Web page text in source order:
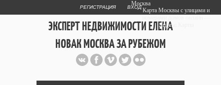
РЕГИСТРАЦИЯ ВХОД
ЭКСПЕРТ НЕДВИЖИМОСТИ ЕЛЕНА
НОВАК МОСКВА ЗА РУБЕЖОМ
Публичный сайт эксперта автора
web дизайнера+7 903 708 1884
Москва
Карта Москвы с улицами и
Яндекс.Карты